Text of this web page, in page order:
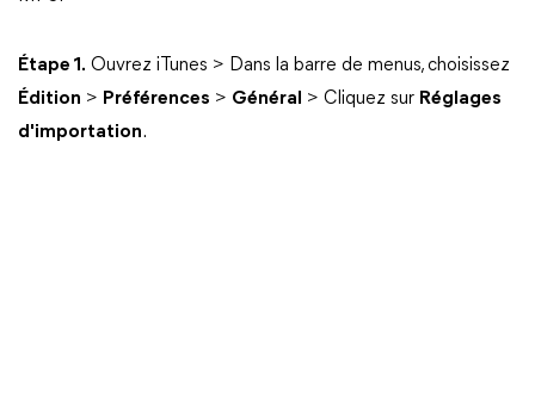
Étape 1. Ouvrez iTunes > Dans la barre de menus, choisissez
Édition > Préférences > Général > Cliquez sur Réglages
d'importation.